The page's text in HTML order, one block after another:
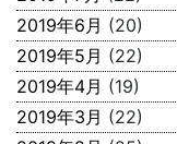
2019年6月 (20)
2019年5月 (22)
2019年4月 (19)
2019年3月 (22)